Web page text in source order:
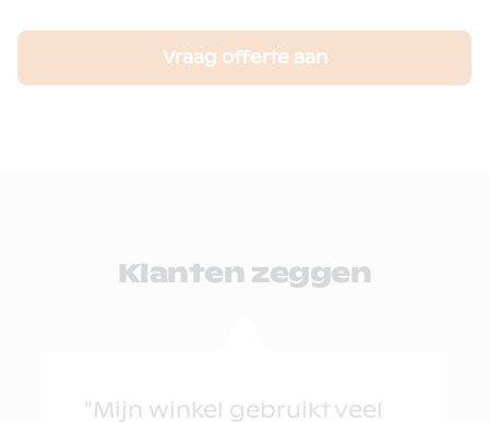
Vraag offerte aan
Klanten zeggen
"Mijn winkel gebruikt veel